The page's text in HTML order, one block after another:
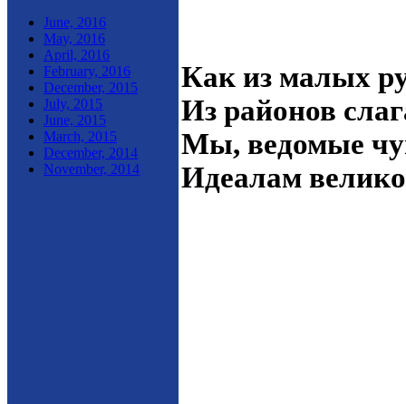
June, 2016
May, 2016
April, 2016
February, 2016
December, 2015
July, 2015
June, 2015
March, 2015
December, 2014
November, 2014
Как из малых
Из районов
Мы, ведомые
Идеалам